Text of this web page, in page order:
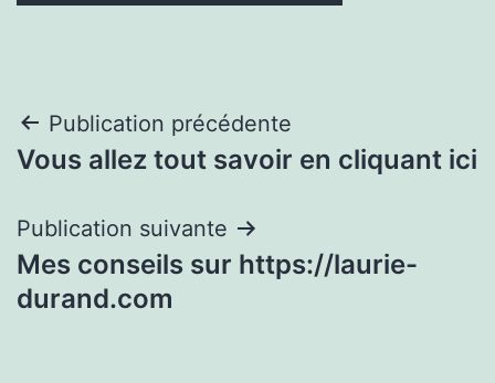
Navigation
de
l’article
Publication précédente
Vous allez tout savoir en cliquant ici
Publication suivante
Mes conseils sur https://laurie-
durand.com